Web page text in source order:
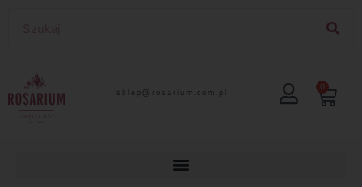
lp.moc.muirasor@pelks 0